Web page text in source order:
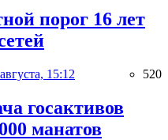
порог 16 лет
15:12 520
госактивов
манатов